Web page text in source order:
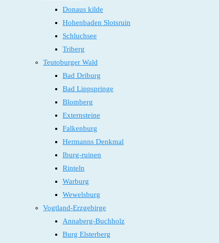
Donaus kilde
Hohenbaden Slotsruin
Schluchsee
Triberg
Teutoburger Wald
Bad Driburg
Bad Lippspringe
Blomberg
Externsteine
Falkenburg
Hermanns Denkmal
Iburg-ruinen
Rinteln
Warburg
Wewelsburg
Vogtland-Erzgebirge
Annaberg-Buchholz
Burg Elsterberg